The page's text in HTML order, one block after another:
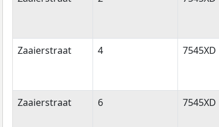
Zaaierstraat 4 7545XD
Zaaierstraat 6 7545XD